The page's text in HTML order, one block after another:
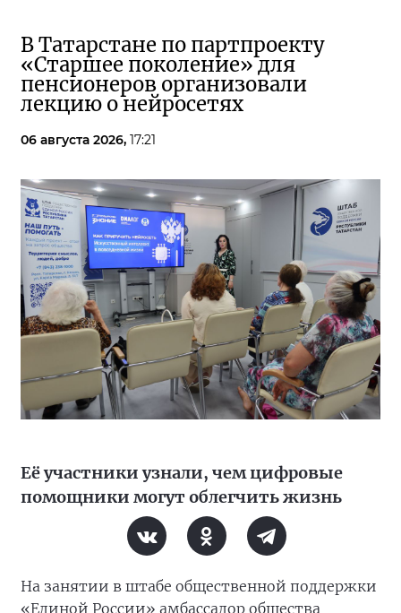
В Татарстане по партпроекту
«Старшее поколение» для
пенсионеров организовали
лекцию о нейросетях
06 августа 2026, 17:21
Её участники узнали, чем цифровые
помощники могут облегчить жизнь
На занятии в штабе общественной поддержки
«Единой России» амбассадор общества